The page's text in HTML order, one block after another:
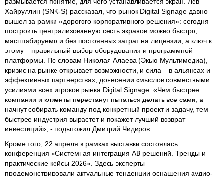
Хайруллин (SNK-S) рассказал, что рынок Digital Signage давно
вышел за рамки «дорогого корпоративного решения»: сегодня
построить централизованную сесть экранов можно быстро,
масштабируемо и без постоянных затрат на лицензии, а ключ к
этому – правильный выбор оборудования и программной
платформы. По словам Николая Алаева (Экью Мультимедиа),
кризис на рынке открывает возможности, и сила – в альянсах и
эффективных партнерствах, донесении смыслов совместными
усилиями всех игроков рынка Digital Signage. «Чем быстрее
компании и клиенты перестанут пытаться делать все сами, а
начнут собирать команду под конкретный проект и задачу, тем
быстрее индустрия вырастет и покажет лучший возврат
инвестиций», - подытожил Дмитрий Чидиров.
Кроме того, 22 апреля в рамках выставки состоялась
конференция «Системная интеграция АВ решений. Тренды и
практические кейсы 2026». Здесь эксперты
продемонстрировали актуальные тенденции оснащения аудио-